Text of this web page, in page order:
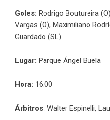
Goles: Rodrigo Boutureira
Vargas (O), Maximiliano
Guardado (SL)
Lugar: Parque Ángel Buela
Hora: 16:00
Árbitros: Walter Espinelli,